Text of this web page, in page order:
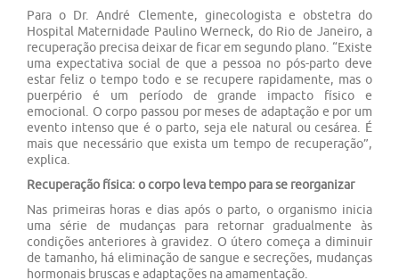
Para o Dr. André Clemente, ginecologista e obstetra do
Hospital Maternidade Paulino Werneck, do Rio de Janeiro, a
recuperação precisa deixar de ​​ficar em segundo plano​​. “Existe
uma expectativa social de que a pessoa no pós-parto deve
estar​​ feliz o tempo todo e se recupere rapidamente, mas o
puerpério é um período de grande impacto físico e
emocional. O corpo passou por meses de adaptação e por um
evento intenso que é o parto, seja ele natural ou cesárea. É
mais que necessário que exista um tempo de recuperação”,
explica.
Recuperação física: o corpo leva tempo para se reorganizar
Nas primeiras horas e dias após o parto, o organismo inicia
uma série de mudanças para retornar gradualmente às
condições anteriores à gravidez. O útero começa a diminuir
de tamanho, há eliminação de sangue e secreções, mudanças
hormonais bruscas e adaptações na amamentação.